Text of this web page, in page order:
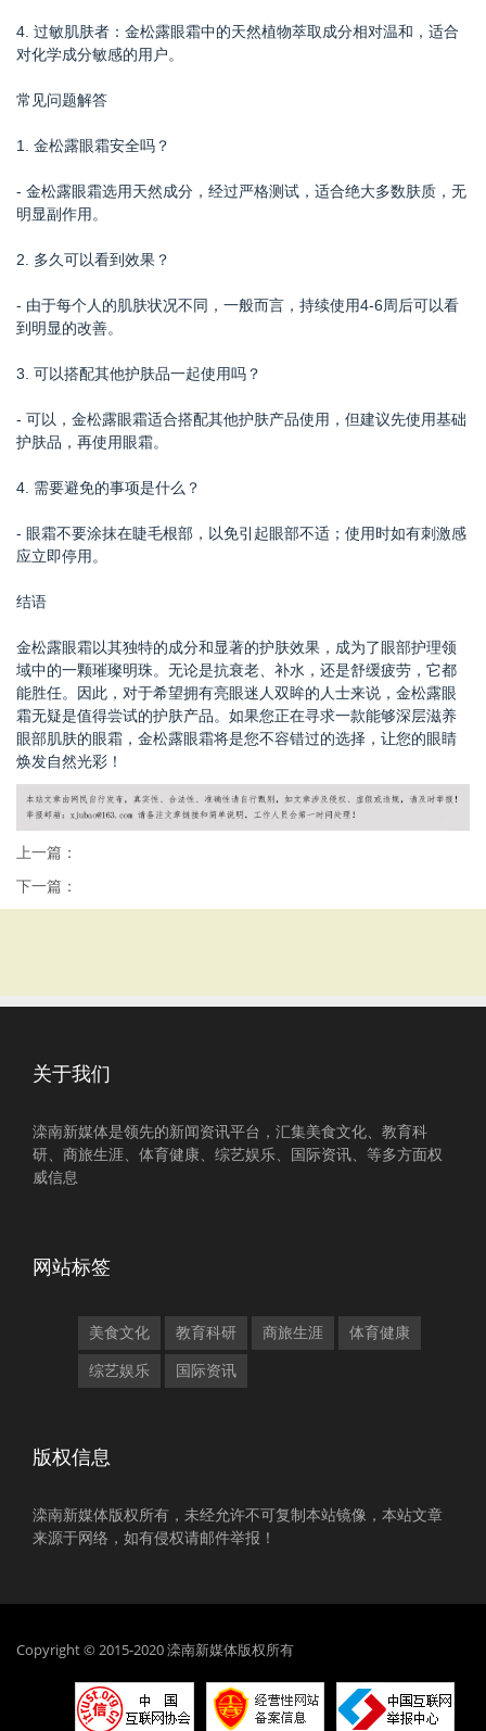
4. 过敏肌肤者：金松露眼霜中的天然植物萃取成分相对温和，适合
对化学成分敏感的用户。
常见问题解答
1. 金松露眼霜安全吗？
- 金松露眼霜选用天然成分，经过严格测试，适合绝大多数肤质，无
明显副作用。
2. 多久可以看到效果？
- 由于每个人的肌肤状况不同，一般而言，持续使用4-6周后可以看
到明显的改善。
3. 可以搭配其他护肤品一起使用吗？
- 可以，金松露眼霜适合搭配其他护肤产品使用，但建议先使用基础
护肤品，再使用眼霜。
4. 需要避免的事项是什么？
- 眼霜不要涂抹在睫毛根部，以免引起眼部不适；使用时如有刺激感
应立即停用。
结语
金松露眼霜以其独特的成分和显著的护肤效果，成为了眼部护理领
域中的一颗璀璨明珠。无论是抗衰老、补水，还是舒缓疲劳，它都
能胜任。因此，对于希望拥有亮眼迷人双眸的人士来说，金松露眼
霜无疑是值得尝试的护肤产品。如果您正在寻求一款能够深层滋养
眼部肌肤的眼霜，金松露眼霜将是您不容错过的选择，让您的眼睛
焕发自然光彩！
上一篇：
下一篇：
关于我们
滦南新媒体是领先的新闻资讯平台，汇集美食文化、教育科
研、商旅生涯、体育健康、综艺娱乐、国际资讯、等多方面权
威信息
网站标签
美食文化 教育科研 商旅生涯 体育健康
综艺娱乐 国际资讯
版权信息
滦南新媒体版权所有，未经允许不可复制本站镜像，本站文章
来源于网络，如有侵权请邮件举报！
Copyright © 2015-2020 滦南新媒体版权所有